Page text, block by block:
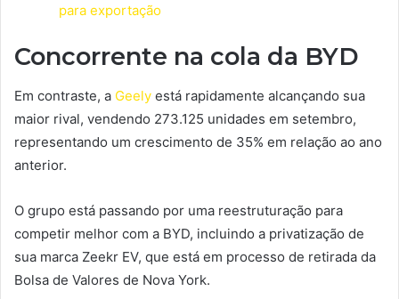
para exportação
Concorrente na cola da BYD
Em contraste, a Geely está rapidamente alcançando sua
maior rival, vendendo 273.125 unidades em setembro,
representando um crescimento de 35% em relação ao ano
anterior.
O grupo está passando por uma reestruturação para
competir melhor com a BYD, incluindo a privatização de
sua marca Zeekr EV, que está em processo de retirada da
Bolsa de Valores de Nova York.